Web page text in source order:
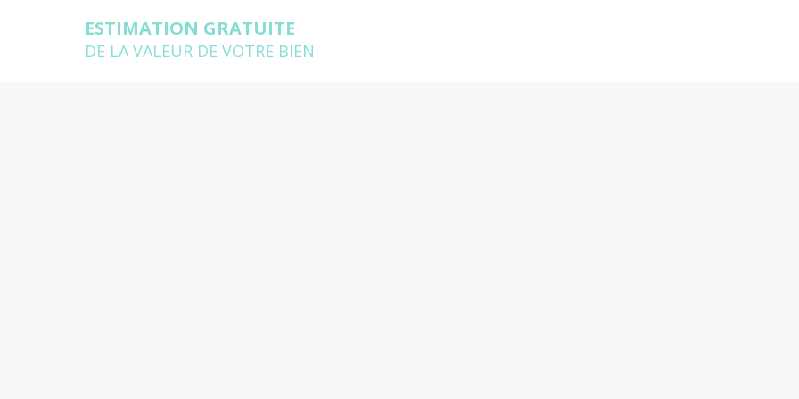
ESTIMATION GRATUITE
DE LA VALEUR DE VOTRE BIEN